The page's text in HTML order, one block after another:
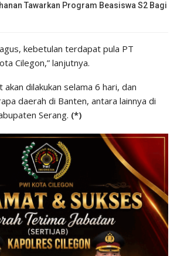
Tawarkan Program Beasiswa S2 Bagi
kebetulan terdapat pula PT
Cilegon,” lanjutnya.
dilakukan selama 6 hari, dan
daerah di Banten, antara lainnya di
Serang. (*)